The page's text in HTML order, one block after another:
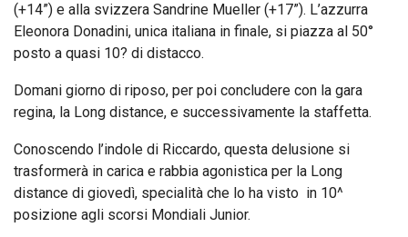
(+14”) e alla svizzera Sandrine Mueller (+17”). L’azzurra
Eleonora Donadini, unica italiana in finale, si piazza al 50°
posto a quasi 10? di distacco.
Domani giorno di riposo, per poi concludere con la gara
regina, la Long distance, e successivamente la staffetta.
Conoscendo l’indole di Riccardo, questa delusione si
trasformerà in carica e rabbia agonistica per la Long
distance di giovedì, specialità che lo ha visto in 10^
posizione agli scorsi Mondiali Junior.